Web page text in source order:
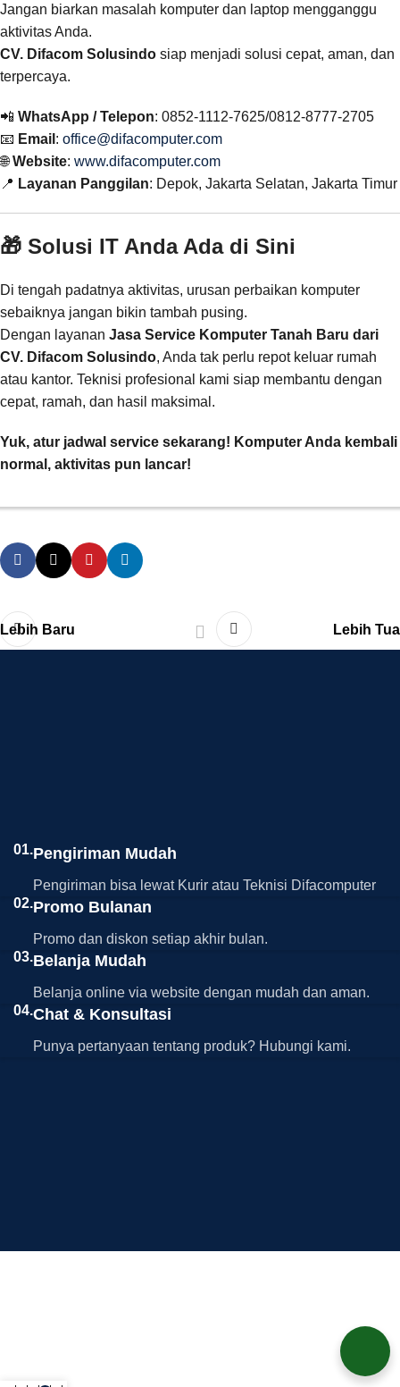
Jangan biarkan masalah komputer dan laptop mengganggu
aktivitas Anda.
CV. Difacom Solusindo siap menjadi solusi cepat, aman, dan
terpercaya.
📲 WhatsApp / Telepon: 0852-1112-7625/0812-8777-2705
📧 Email : office@difacomputer.com
🌐Website: www.difacomputer.com
📍 Layanan Panggilan: Depok, Jakarta Selatan, Jakarta Timur
🎁 Solusi IT Anda Ada di Sini
Di tengah padatnya aktivitas, urusan perbaikan komputer
sebaiknya jangan bikin tambah pusing.
Dengan layanan Jasa Service Komputer Tanah Baru dari
CV. Difacom Solusindo, Anda tak perlu repot keluar rumah
atau kantor. Teknisi profesional kami siap membantu dengan
cepat, ramah, dan hasil maksimal.
Yuk, atur jadwal service sekarang! Komputer Anda kembali
normal, aktivitas pun lancar!
Lebih Baru Lebih Tua
01.Pengiriman Mudah
Pengiriman bisa lewat Kurir atau Teknisi Difacomputer
02.Promo Bulanan
Promo dan diskon setiap akhir bulan.
03.Belanja Mudah
Belanja online via website dengan mudah dan aman.
04.Chat & Konsultasi
Punya pertanyaan tentang produk? Hubungi kami.